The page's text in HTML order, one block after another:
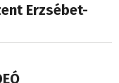
Erzsébet-